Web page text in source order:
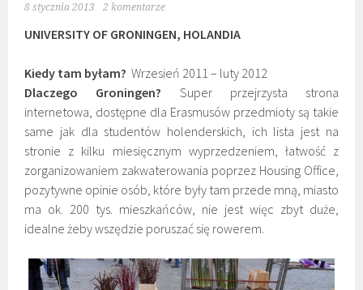
8 stycznia 2013 2 komentarze
UNIVERSITY OF GRONINGEN, HOLANDIA
Kiedy tam byłam? Wrzesień 2011 – luty 2012
Dlaczego Groningen? Super przejrzysta strona
internetowa, dostępne dla Erasmusów przedmioty są takie
same jak dla studentów holenderskich, ich lista jest na
stronie z kilku miesięcznym wyprzedzeniem, łatwość z
zorganizowaniem zakwaterowania poprzez Housing Office,
pozytywne opinie osób, które były tam przede mną, miasto
ma ok. 200 tys. mieszkańców, nie jest więc zbyt duże,
idealne żeby wszędzie poruszać się rowerem.